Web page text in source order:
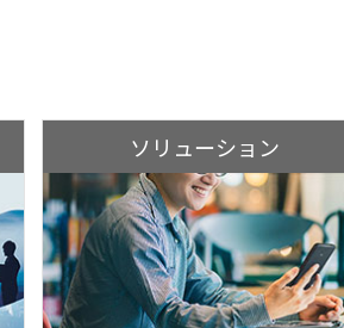
ソリューション